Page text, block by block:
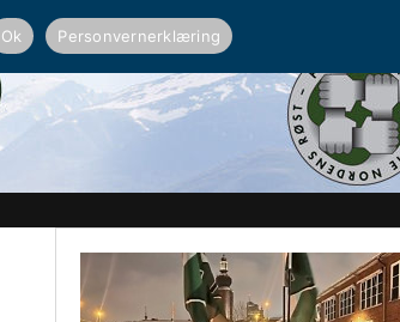
Ok Personvernerklæring